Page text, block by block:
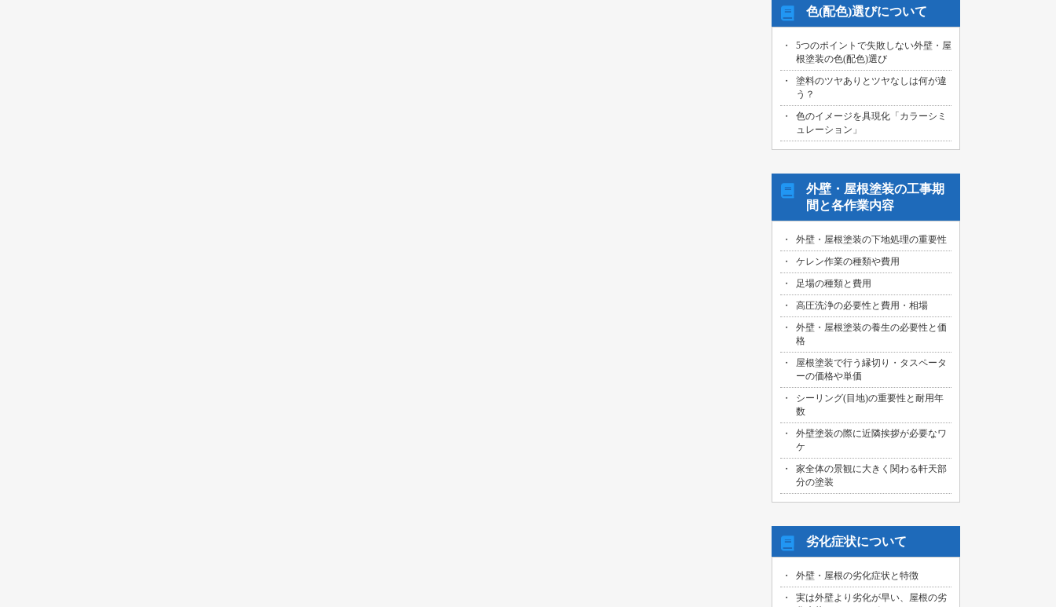
色(配色)選びについて
5つのポイントで失敗しない外壁・屋
根塗装の色(配色)選び
塗料のツヤありとツヤなしは何が違
う？
色のイメージを具現化「カラーシミ
ュレーション」
外壁・屋根塗装の工事期
間と各作業内容
外壁・屋根塗装の下地処理の重要性
ケレン作業の種類や費用
足場の種類と費用
高圧洗浄の必要性と費用・相場
外壁・屋根塗装の養生の必要性と価
格
屋根塗装で行う縁切り・タスペータ
ーの価格や単価
シーリング(目地)の重要性と耐用年
数
外壁塗装の際に近隣挨拶が必要なワ
ケ
家全体の景観に大きく関わる軒天部
分の塗装
劣化症状について
外壁・屋根の劣化症状と特徴
実は外壁より劣化が早い、屋根の劣